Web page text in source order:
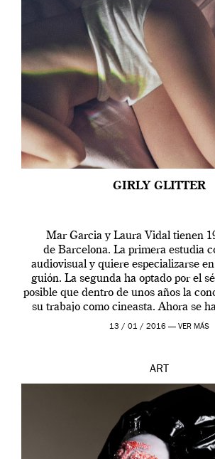
GIRLY GLITTER
Mar Garcia y Laura Vidal tienen
de Barcelona. La primera estudia
audiovisual y quiere especializarse
guión. La segunda ha optado por el
posible que dentro de unos años la
su trabajo como cineasta. Ahora se
contarnos una […]
13 / 01 / 2016 — VER MÁS
ART